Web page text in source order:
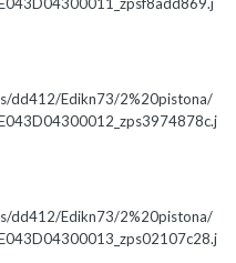
dd412/Edikn73/2%20pistona/
dd412/Edikn73/2%20pistona/